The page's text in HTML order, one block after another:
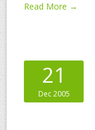
Read More →
21
Dec 2005